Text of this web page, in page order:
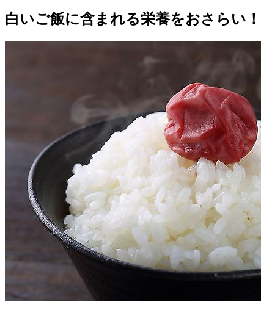
白いご飯に含まれる栄養をおさらい！